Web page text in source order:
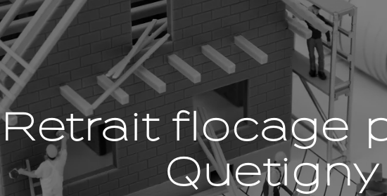
Retrait flocage
Quetigny